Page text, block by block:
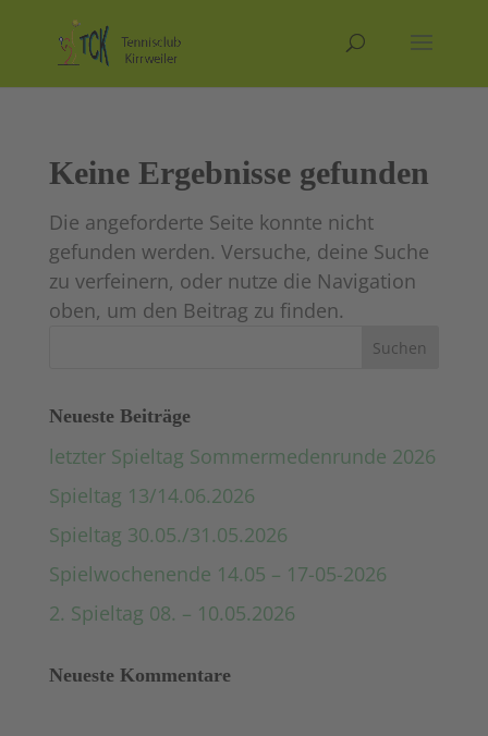
Keine Ergebnisse gefunden
Die angeforderte Seite konnte nicht
gefunden werden. Versuche, deine Suche
zu verfeinern, oder nutze die Navigation
oben, um den Beitrag zu finden.
Neueste Beiträge
letzter Spieltag Sommermedenrunde 2026
Spieltag 13/14.06.2026
Spieltag 30.05./31.05.2026
Spielwochenende 14.05 – 17-05-2026
2. Spieltag 08. – 10.05.2026
Neueste Kommentare